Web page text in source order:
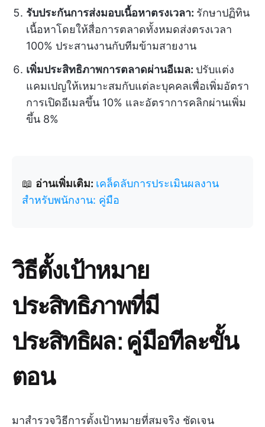
รับประกันการส่งมอบเนื้อหาตรงเวลา: รักษาปฏิทิน
เนื้อหาโดยให้สื่อการตลาดทั้งหมดส่งตรงเวลา
100% ประสานงานกับทีมข้ามสายงาน
เพิ่มประสิทธิภาพการตลาดผ่านอีเมล: ปรับแต่ง
แคมเปญให้เหมาะสมกับแต่ละบุคคลเพื่อเพิ่มอัตรา
การเปิดอีเมลขึ้น 10% และอัตราการคลิกผ่านเพิ่ม
ขึ้น 8%
📖 อ่านเพิ่มเติม: เคล็ดลับการประเมินผลงาน
สำหรับพนักงาน: คู่มือ
วิธีตั้งเป้าหมาย
ประสิทธิภาพที่มี
ประสิทธิผล: คู่มือทีละขั้น
ตอน
มาสำรวจวิธีการตั้งเป้าหมายที่สมจริง ชัดเจน